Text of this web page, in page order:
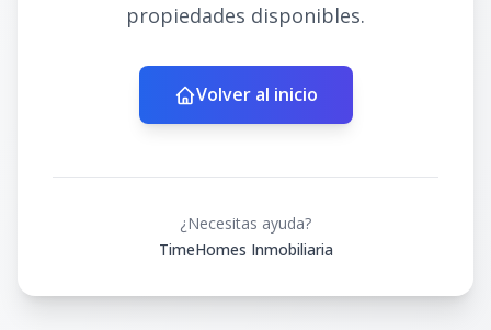
propiedades disponibles.
Volver al inicio
¿Necesitas ayuda?
TimeHomes Inmobiliaria